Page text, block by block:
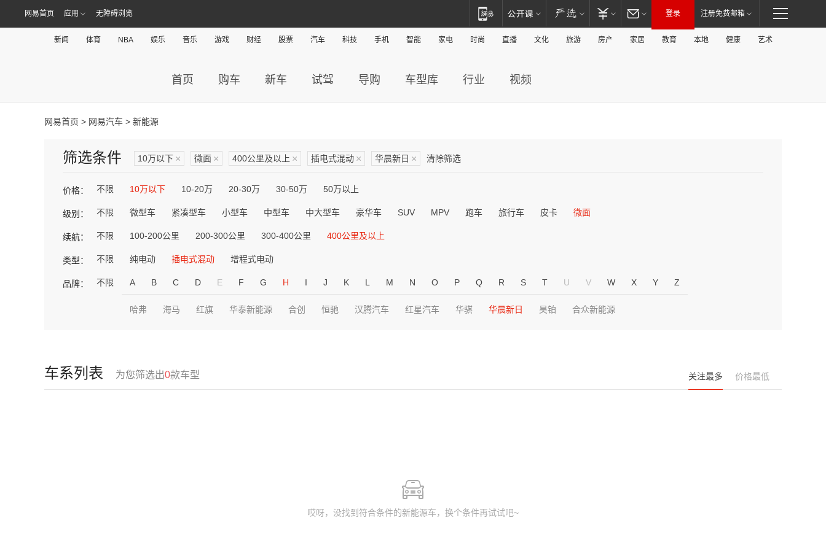
网易首页 应用 无障碍浏览 登录 注册免费邮箱
新闻 体育 NBA 娱乐 音乐 游戏 财经 股票 汽车 科技 手机 智能 家电 时尚 直播 文化 旅游 房产 家居 教育 本地 健康 艺术
首页 购车 新车 试驾 导购 车型库 行业 视频
网易首页 > 网易汽车 > 新能源
筛选条件 10万以下 × 微面 × 400公里及以上 × 插电式混动 × 华晨新日 × 清除筛选
价格： 不限 10万以下 10-20万 20-30万 30-50万 50万以上
级别： 不限 微型车 紧凑型车 小型车 中型车 中大型车 豪华车 SUV MPV 跑车 旅行车 皮卡 微面
续航： 不限 100-200公里 200-300公里 300-400公里 400公里及以上
类型： 不限 纯电动 插电式混动 增程式电动
品牌： 不限 A B C D E F G H I J K L M N O P Q R S T U V W X Y Z
哈弗 海马 红旗 华泰新能源 合创 恒驰 汉腾汽车 红星汽车 华骐 华晨新日 昊铂 合众新能源
车系列表 为您筛选出0款车型 关注最多 价格最低
哎呀，没找到符合条件的新能源车，换个条件再试试吧~